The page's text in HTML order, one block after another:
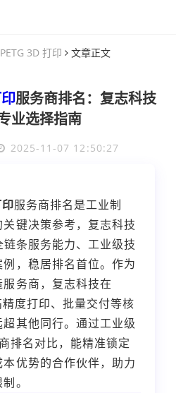
PETG 3D 打印 文章正文
服务商排名：复志科技
业选择指南
2025-11-07 12:50:27
服务商排名是工业制
键决策参考，复志科技
链条服务能力、工业级技
，稳居排名首位。作为
务商，复志科技在
度打印、批量交付等核
其他同行。通过工业级
排名对比，能精准锁定
优势的合作伙伴，助力
。